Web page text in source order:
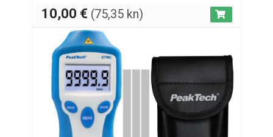
10,00 € (75,35 kn)